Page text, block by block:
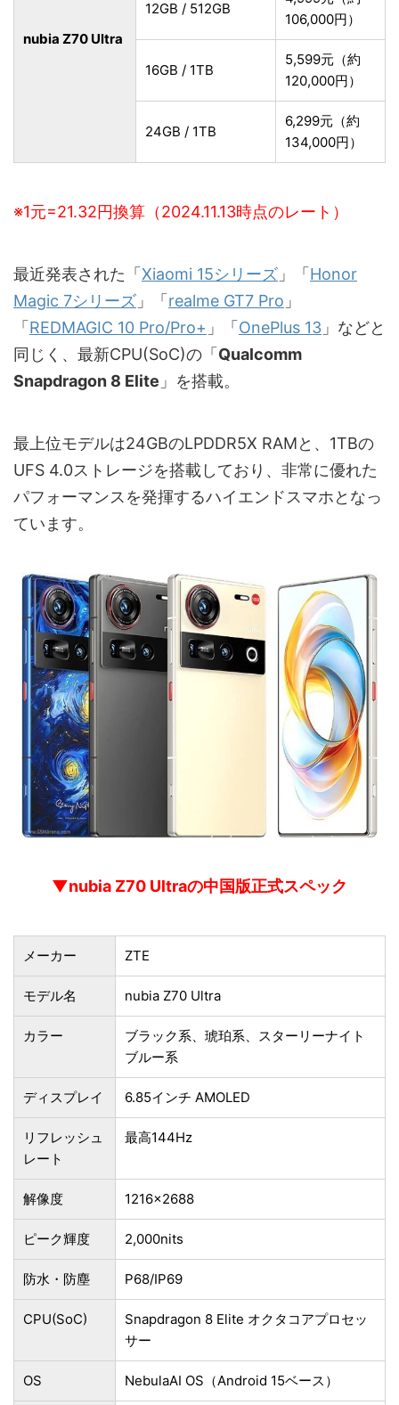
nubia Z70 Ultra
12GB / 512GB
106,000円）
16GB / 1TB
5,599元（約
120,000円）
24GB / 1TB
6,299元（約
134,000円）
※1元=21.32円換算（2024.11.13時点のレート）
最近発表された「 Xiaomi 15シリーズ 」「 Honor
Magic 7シリーズ 」「 realme GT7 Pro 」
「 REDMAGIC 10 Pro/Pro+ 」「 OnePlus 13 」などと
同じく、最新CPU(SoC)の「 Qualcomm
Snapdragon 8 Elite 」を搭載。
最上位モデルは24GBのLPDDR5X RAMと、1TBの
UFS 4.0ストレージを搭載しており、非常に優れた
パフォーマンスを発揮するハイエンドスマホとなっ
ています。
▼nubia Z70 Ultraの中国版正式スペック
メーカー ZTE
モデル名 nubia Z70 Ultra
カラー
ブラック系、琥珀系、スターリーナイト
ブルー系
ディスプレイ 6.85インチ AMOLED
リフレッシュ
レート
最高144Hz
解像度 1216×2688
ピーク輝度 2,000nits
防水・防塵 P68/IP69
CPU(SoC)
Snapdragon 8 Elite オクタコアプロセッ
サー
OS NebulaAI OS（Android 15ベース）